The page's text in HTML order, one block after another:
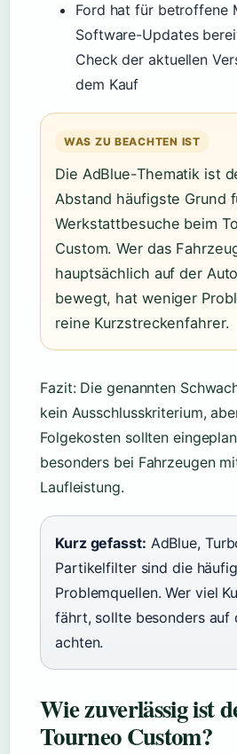
Ford hat für betroffene
Software-Updates
Check der aktuellen
dem Kauf
WAS ZU BEACHTEN IST
Die AdBlue-Thematik ist
Abstand häufigste Grund
Werkstattbesuche beim
Custom. Wer das
hauptsächlich auf der
bewegt, hat weniger
reine Kurzstreckenfahrer.
Fazit: Die genannten
kein Ausschlusskriterium,
Folgekosten sollten
besonders bei Fahrzeugen
Laufleistung.
Kurz gefasst: AdBlue,
Partikelfilter sind die
Problemquellen. Wer viel
fährt, sollte besonders auf
achten.
Wie zuverlässig ist
Tourneo Custom?